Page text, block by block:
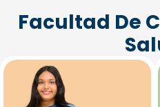
Facultad De